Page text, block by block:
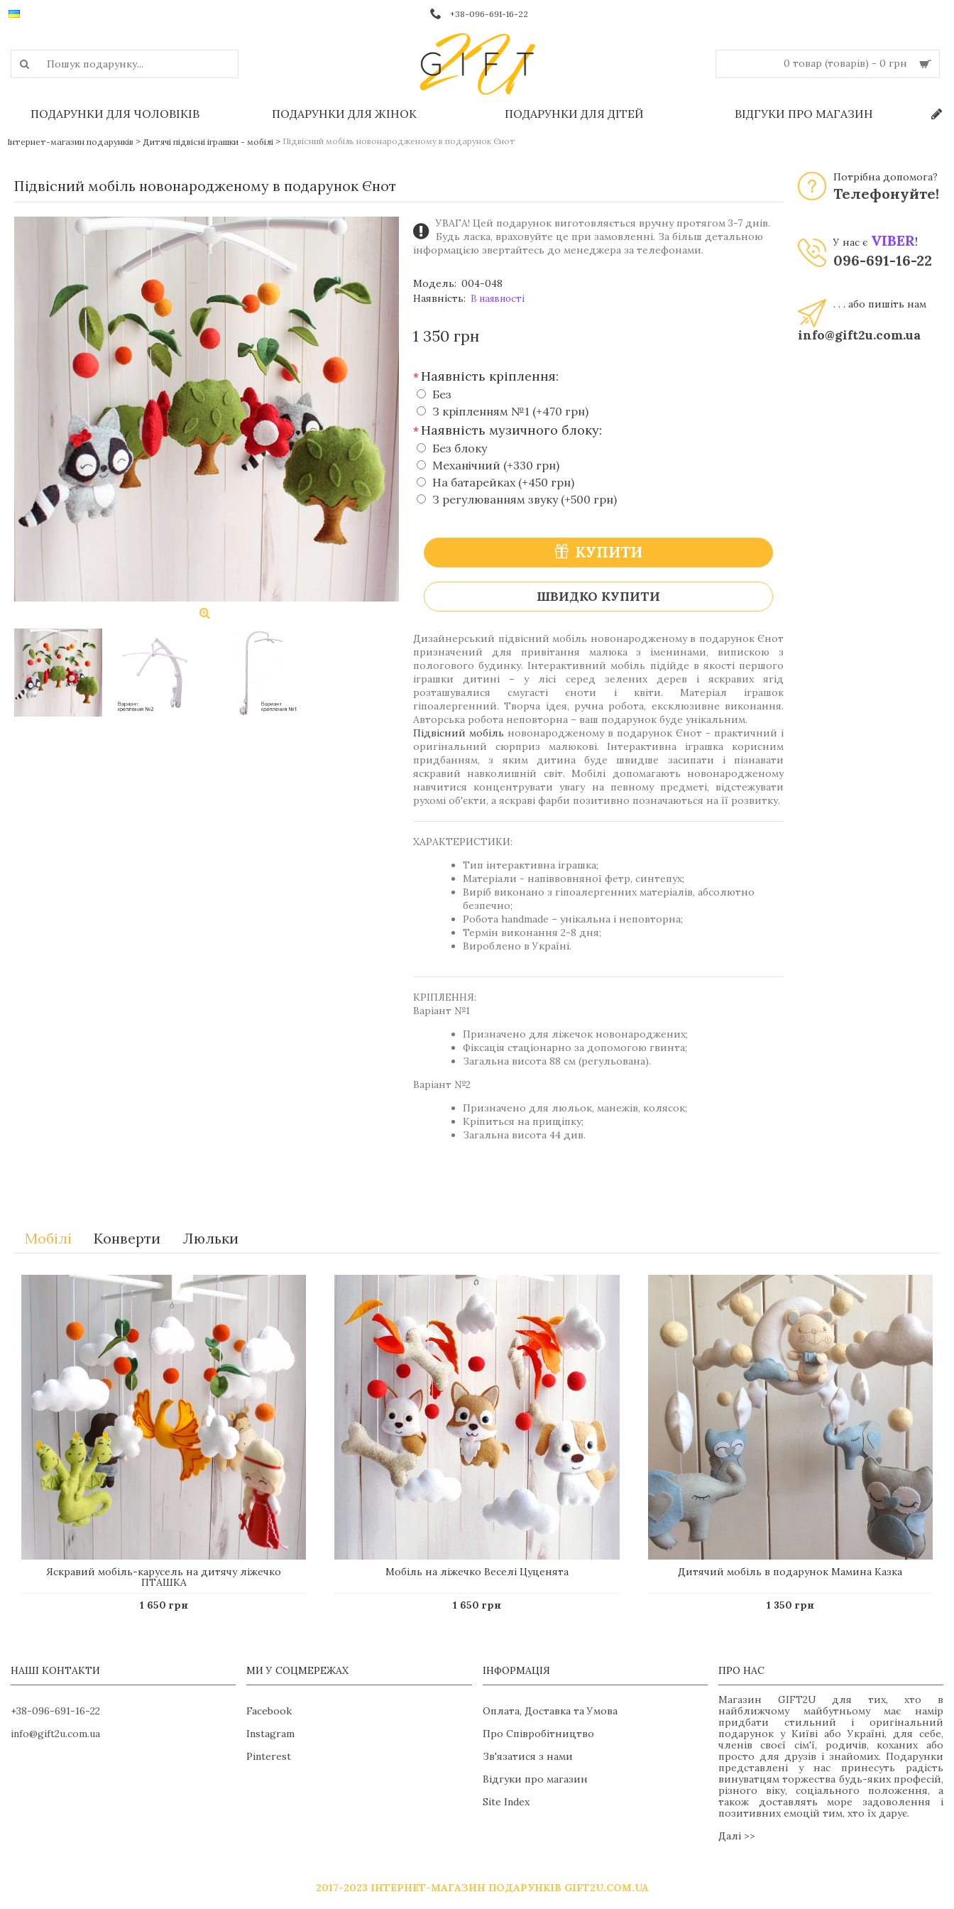
+38-096-691-16-22
0 товар (товарів) - 0 грн
ПОДАРУНКИ ДЛЯ ЧОЛОВІКІВ ПОДАРУНКИ ДЛЯ ЖІНОК ПОДАРУНКИ ДЛЯ ДІТЕЙ ВІДГУКИ ПРО МАГАЗИН
Інтернет-магазин подарунків > Дитячі підвісні іграшки - мобілі > Підвісний мобіль новонародженому в подарунок Єнот
Потрібна допомога?
Телефонуйте!
У нас є VIBER!
096-691-16-22
. . . або пишіть нам
info@gift2u.com.ua
Підвісний мобіль новонародженому в подарунок Єнот
УВАГА! Цей подарунок виготовляється вручну протягом 3-7 днів.
Будь ласка, враховуйте це при замовленні. За більш детальною
інформацією звертайтесь до менеджера за телефонами.
Модель: 004-048
Наявність: В наявності
1 350 грн
*Наявність кріплення:
Без
З кріпленням №1 (+470 грн)
*Наявність музичного блоку:
Без блоку
Механічний (+330 грн)
На батарейках (+450 грн)
З регулюванням звуку (+500 грн)
КУПИТИ
ШВИДКО КУПИТИ
Дизайнерський підвісний мобіль новонародженому в подарунок Єнот
призначений для привітання малюка з іменинами, випискою з
пологового будинку. Інтерактивний мобіль підійде в якості першого
іграшки дитині – у лісі серед зелених дерев і яскравих ягід
розташувалися смугасті єноти і квіти. Матеріал іграшок
гіпоалергенний. Творча ідея, ручна робота, ексклюзивне виконання.
Авторська робота неповторна – ваш подарунок буде унікальним.
Підвісний мобіль новонародженому в подарунок Єнот - практичний і
оригінальний сюрприз малюкові. Інтерактивна іграшка корисним
придбанням, з яким дитина буде швидше засипати і пізнавати
яскравий навколишній світ. Мобілі допомагають новонародженому
навчитися концентрувати увагу на певному предметі, відстежувати
рухомі об'єкти, а яскраві фарби позитивно позначаються на її розвитку.
ХАРАКТЕРИСТИКИ:
Тип інтерактивна іграшка;
Матеріали - напіввовняної фетр, синтепух;
Виріб виконано з гіпоалергенних матеріалів, абсолютно
безпечно;
Робота handmade – унікальна і неповторна;
Термін виконання 2-8 дня;
Вироблено в Україні.
КРІПЛЕННЯ:
Варіант №1
Призначено для ліжечок новонароджених;
Фіксація стаціонарно за допомогою гвинта;
Загальна висота 88 см (регульована).
Варіант №2
Призначено для люльок, манежів, колясок;
Кріпиться на прищіпку;
Загальна висота 44 див.
Мобілі Конверти Люльки
Яскравий мобіль-карусель на дитячу ліжечко
ПТАШКА
1 650 грн
Мобіль на ліжечко Веселі Цуценята
1 650 грн
Дитячий мобіль в подарунок Мамина Казка
1 350 грн
НАШІ КОНТАКТИ
+38-096-691-16-22
info@gift2u.com.ua
МИ У СОЦМЕРЕЖАХ
Facebook
Instagram
Pinterest
ІНФОРМАЦІЯ
Оплата, Доставка та Умова
Про Співробітництво
Зв'язатися з нами
Відгуки про магазин
Site Index
ПРО НАС
Магазин GIFT2U для тих, хто в
найближчому майбутньому має намір
придбати стильний і оригінальний
подарунок у Київі або Україні, для себе,
членів своєї сім'ї, родичів, коханих або
просто для друзів і знайомих. Подарунки
представлені у нас принесуть радість
винуватцям торжества будь-яких професій,
різного віку, соціального положення, а
також доставлять море задоволення і
позитивних емоцій тим, хто їх дарує.
Далі >>
2017-2023 ІНТЕРНЕТ-МАГАЗИН ПОДАРУНКІВ GIFT2U.COM.UA